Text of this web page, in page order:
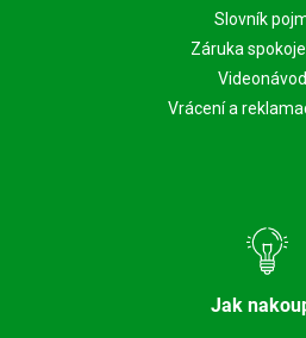
Slovník
Záruka
Vrácení a
Jak